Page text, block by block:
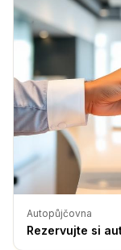
Autopůjčovna
Rezervujte si